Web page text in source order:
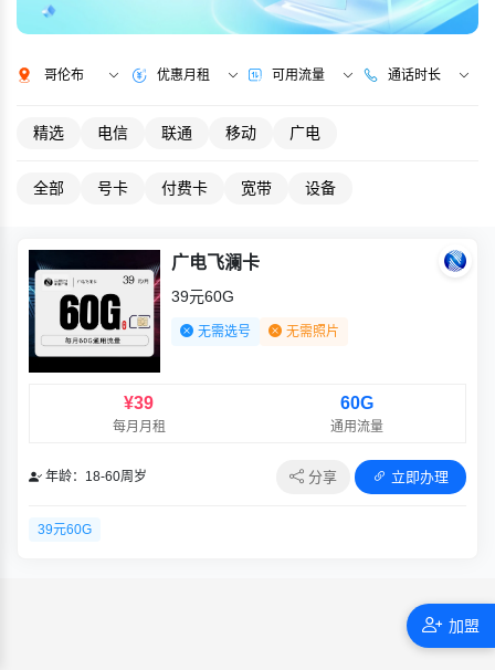
哥伦布 优惠月租 可用流量 通话时长
精选 电信 联通 移动 广电
全部 号卡 付费卡 宽带 设备
广电飞澜卡
39元60G
无需选号 无需照片
¥39
每月月租
60G
通用流量
年龄：18-60周岁 分享 立即办理
39元60G
加盟